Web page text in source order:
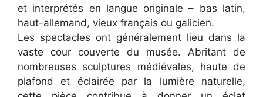
et interprétés en langue originale – bas latin,
haut-allemand, vieux français ou galicien.
Les spectacles ont généralement lieu dans la
vaste cour couverte du musée. Abritant de
nombreuses sculptures médiévales, haute de
plafond et éclairée par la lumière naturelle,